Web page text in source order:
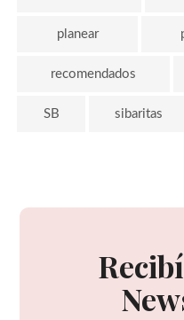
planear
recomendados
SB sibaritas